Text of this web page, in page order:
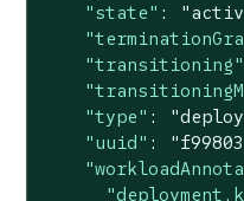
"state" :
"transitioning"
"type" :
"uuid" :